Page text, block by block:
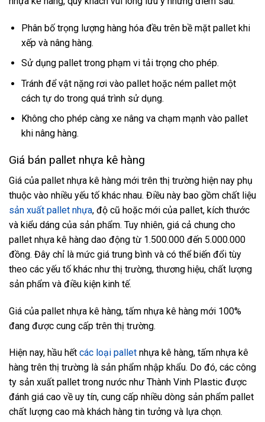
Phân bố trọng lượng hàng hóa đều trên bề mặt pallet khi
xếp và nâng hàng.
Sử dụng pallet trong phạm vi tải trọng cho phép.
Tránh để vật nặng rơi vào pallet hoặc ném pallet một
cách tự do trong quá trình sử dụng.
Không cho phép càng xe nâng va chạm mạnh vào pallet
khi nâng hàng.
Giá bán pallet nhựa kê hàng
Giá của pallet nhựa kê hàng mới trên thị trường hiện nay phụ
thuộc vào nhiều yếu tố khác nhau. Điều này bao gồm chất liệu
sản xuất pallet nhựa, độ cũ hoặc mới của pallet, kích thước
và kiểu dáng của sản phẩm. Tuy nhiên, giá cả chung cho
pallet nhựa kê hàng dao động từ 1.500.000 đến 5.000.000
đồng. Đây chỉ là mức giá trung bình và có thể biến đổi tùy
theo các yếu tố khác như thị trường, thương hiệu, chất lượng
sản phẩm và điều kiện kinh tế.
Giá của pallet nhựa kê hàng, tấm nhựa kê hàng mới 100%
đang được cung cấp trên thị trường.
Hiện nay, hầu hết các loại pallet nhựa kê hàng, tấm nhựa kê
hàng trên thị trường là sản phẩm nhập khẩu. Do đó, các công
ty sản xuất pallet trong nước như Thành Vinh Plastic được
đánh giá cao về uy tín, cung cấp nhiều dòng sản phẩm pallet
chất lượng cao mà khách hàng tin tưởng và lựa chọn.